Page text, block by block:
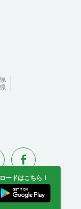
ードはこちら！